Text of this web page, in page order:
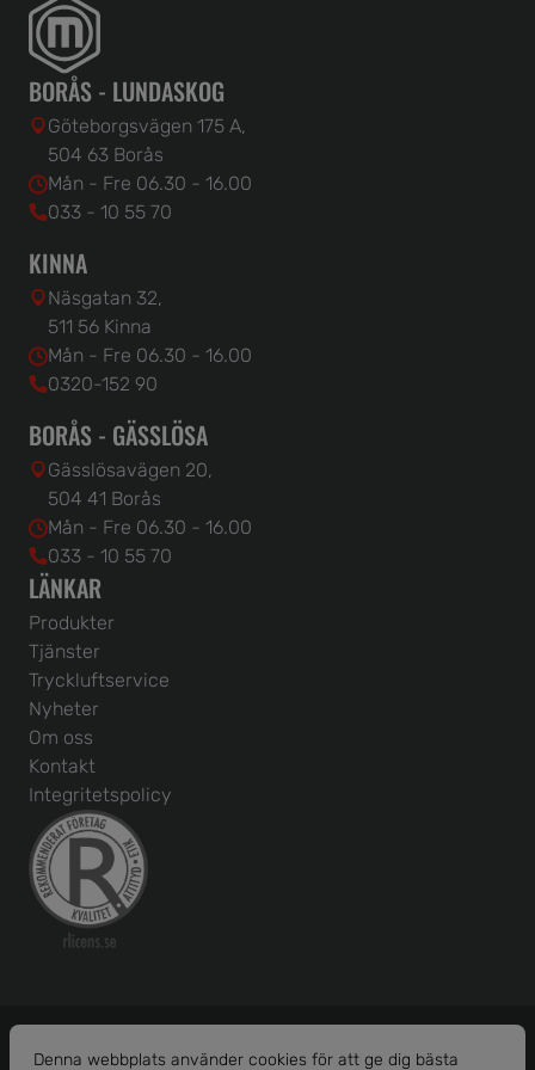
BORÅS - LUNDASKOG
Göteborgsvägen 175 A,
504 63 Borås
Mån - Fre 06.30 - 16.00
033 - 10 55 70
KINNA
Näsgatan 32,
511 56 Kinna
Mån - Fre 06.30 - 16.00
0320-152 90
BORÅS - GÄSSLÖSA
Gässlösavägen 20,
504 41 Borås
Mån - Fre 06.30 - 16.00
033 - 10 55 70
LÄNKAR
Produkter
Tjänster
Tryckluftservice
Nyheter
Om oss
Kontakt
Integritetspolicy
Denna webbplats använder cookies för att ge dig bästa